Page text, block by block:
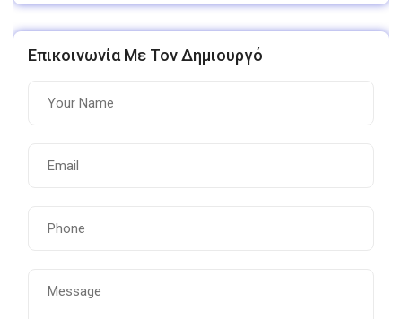
Επικοινωνία Με Τον Δημιουργό